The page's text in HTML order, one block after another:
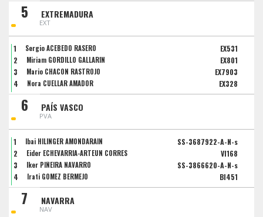
5 EXTREMADURA
EXT
1 Sergio ACEBEDO RASERO
EX531
2
Miriam GORDILLO GALLARIN
EX801
3
Mario CHACON RASTROJO
EX7903
4
Nora CUELLAR AMADOR EX328
6 PAÍS VASCO
PVA
1 Ibai HILINGER AMONDARAIN
SS-3687922-A-N-s
2
Eider ECHEVARRIA-ARTEUN CORRES
VI168
3
Iker PIÑEIRA NAVARRO
SS-3866620-A-N-s
4
Irati GOMEZ BERMEJO BI451
7 NAVARRA
NAV